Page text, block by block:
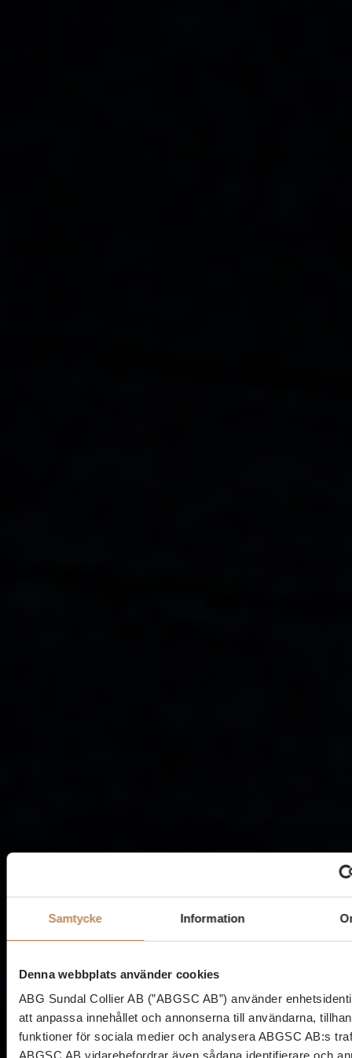
Samtycke Information
Denna webbplats använder cookies
ABG Sundal Collier AB (”ABGSC AB”) använder
att anpassa innehållet och annonserna till användarna,
funktioner för sociala medier och analysera ABGSC AB:s
ABGSC AB vidarebefordrar även sådana identifierare och